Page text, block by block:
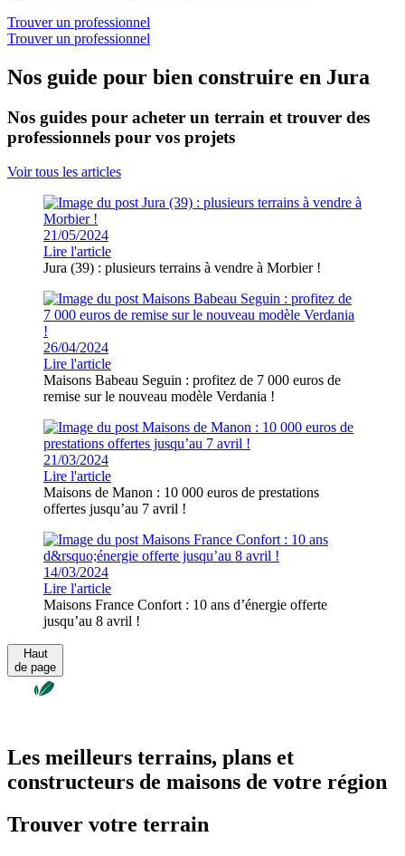
Trouver un professionnel
Trouver un professionnel
Nos guide pour bien construire en Jura
Nos guides pour acheter un terrain et trouver des
professionnels pour vos projets
Voir tous les articles
21/05/2024
Lire l'article
Jura (39) : plusieurs terrains à vendre à Morbier !
26/04/2024
Lire l'article
Maisons Babeau Seguin : profitez de 7 000 euros de
remise sur le nouveau modèle Verdania !
21/03/2024
Lire l'article
Maisons de Manon : 10 000 euros de prestations
offertes jusqu’au 7 avril !
14/03/2024
Lire l'article
Maisons France Confort : 10 ans d’énergie offerte
jusqu’au 8 avril !
Haut
de page
Les meilleurs terrains, plans et
constructeurs de maisons de votre région
Trouver votre terrain